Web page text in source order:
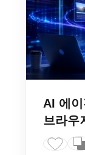
AI 에
브라우